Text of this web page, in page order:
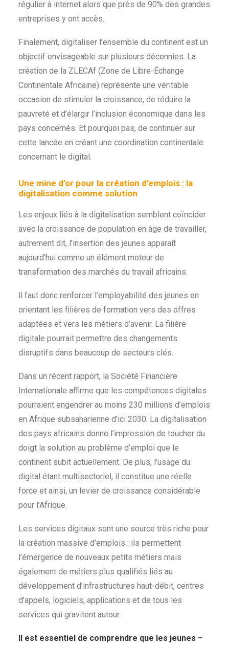
régulier à internet alors que près de 90% des grandes
entreprises y ont accès.
Finalement, digitaliser l’ensemble du continent est un
objectif envisageable sur plusieurs décennies. La
création de la ZLECAf (Zone de Libre-Échange
Continentale Africaine) représente une véritable
occasion de stimuler la croissance, de réduire la
pauvreté et d’élargir l’inclusion économique dans les
pays concernés. Et pourquoi pas, de continuer sur
cette lancée en créant une coordination continentale
concernant le digital.
Une mine d’or pour la création d’emplois : la
digitalisation comme solution
Les enjeux liés à la digitalisation semblent coïncider
avec la croissance de population en âge de travailler,
autrement dit, l’insertion des jeunes apparaît
aujourd’hui comme un élément moteur de
transformation des marchés du travail africains.
ll faut donc renforcer l’employabilité des jeunes en
orientant les filières de formation vers des offres
adaptées et vers les métiers d’avenir. La filière
digitale pourrait permettre des changements
disruptifs dans beaucoup de secteurs clés.
Dans un récent rapport, la Société Financière
Internationale affirme que les compétences digitales
pourraient engendrer au moins 230 millions d’emplois
en Afrique subsaharienne d’ici 2030. La digitalisation
des pays africains donne l’impression de toucher du
doigt la solution au problème d’emploi que le
continent subit actuellement. De plus, l’usage du
digital étant multisectoriel, il constitue une réelle
force et ainsi, un levier de croissance considérable
pour l’Afrique.
Les services digitaux sont une source très riche pour
la création massive d’emplois : ils permettent
l’émergence de nouveaux petits métiers mais
également de métiers plus qualifiés liés au
développement d’infrastructures haut-débit, centres
d’appels, logiciels, applications et de tous les
services qui gravitent autour.
Il est essentiel de comprendre que les jeunes –